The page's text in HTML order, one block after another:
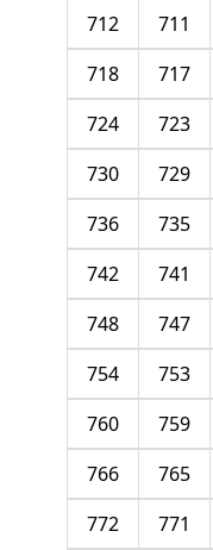
711
712
717
718
723
724
729
730
735
736
741
742
747
748
753
754
759
760
765
766
771
772